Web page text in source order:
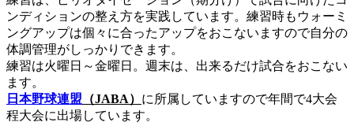
ンディションの整え方を実践しています。練習時もウォーミ
ングアップは個々に合ったアップをおこないますので自分の
体調管理がしっかりできます。
練習は火曜日～金曜日。週末は、出来るだけ試合をおこない
ます。
日本野球連盟 （JABA） に所属していますので年間で4大会
程大会に出場しています。